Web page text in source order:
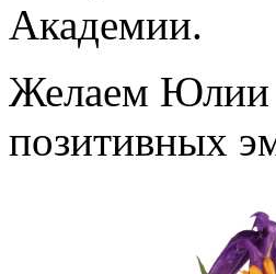
Академии.
Желаем Юлии
позитивных